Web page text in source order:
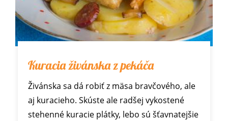
Kuracia živánska z pekáča
Živánska sa dá robiť z mäsa bravčového, ale
aj kuracieho. Skúste ale radšej vykostené
stehenné kuracie plátky, lebo sú šťavnatejšie